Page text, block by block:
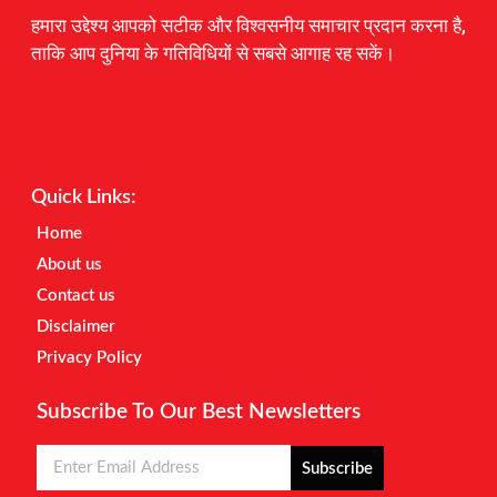
हमारा उद्देश्य आपको सटीक और विश्वसनीय समाचार प्रदान करना है,
ताकि आप दुनिया के गतिविधियों से सबसे आगाह रह सकें।
Quick Links:
Home
About us
Contact us
Disclaimer
Privacy Policy
Subscribe To Our Best Newsletters
Subscribe